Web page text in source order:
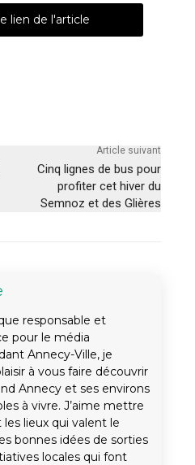
lien de l'article
Article suivant
Cinq lignes de bus pour
profiter cet hiver du
Semnoz et des Glières
responsable et
pour le média
Annecy-Ville, je
à vous faire découvrir
Annecy et ses environs
à vivre. J’aime mettre
les lieux qui valent le
bonnes idées de sorties
locales qui font